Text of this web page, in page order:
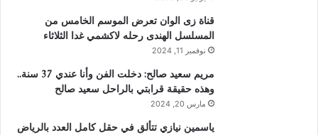
قناة زى الوان تعرض الموسم الخامس من
المسلسل الهندى رحله لاكشمي غدا الثلاثاء
نوفمبر 11, 2024
مريم سعيد صالح: دخلت الفن وأنا عندي 37 سنة..
وهذه حقيقة قرابتي بالراحل سعيد صالح
مارس 20, 2024
ياسمين نيازي تتألق في حقل كامل العدد بالرياض